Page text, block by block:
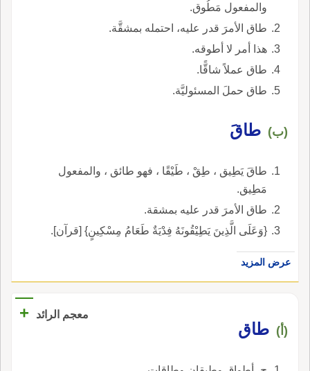
والمفعول مَطُوق.
طاق الأمرَ قدر عليه، احتمله بمشقَّة.
هذا أمر لا أطوقه.
طاق عملاً شاقًّا.
طاق حملَ المسئوليَّة.
(ب) طاقَ
طاقَ يَطِيق ، طِقْ ، طَيْقًا ، فهو طائق ، والمفعول
مَطِيق.
طاق الأمرَ قدر عليه بمشقة.
{وَعَلَى الَّذِينَ يَطِيْقُونَهُ فِدْيَةٌ طَعَامُ مِسْكِينٍ} [قرآن].
عرض المزيد
معجم الرائد +
(أ) طاق